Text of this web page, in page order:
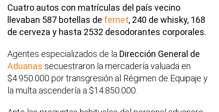
Cuatro autos con matrículas del país vecino
llevaban 587 botellas de fernet, 240 de whisky, 168
de cerveza y hasta 2532 desodorantes corporales.
Agentes especializados de la Dirección General de
Aduanas secuestraron la mercadería valuada en
$4.950.000 por transgresión al Régimen de Equipaje y
la multa ascendería a $14.850.000.